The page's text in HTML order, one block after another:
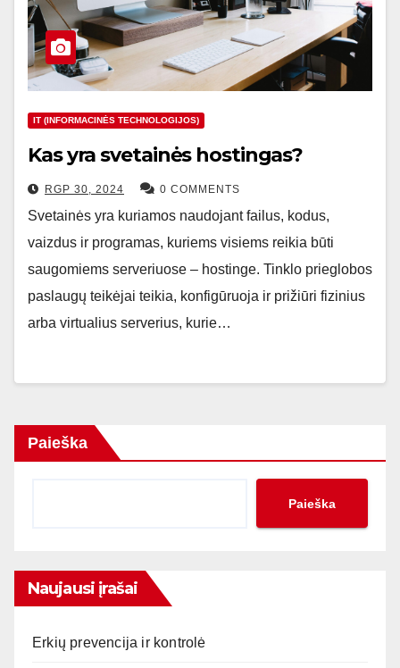
IT (INFORMACINĖS TECHNOLOGIJOS)
Kas yra svetainės hostingas?
RGP 30, 2024 0 COMMENTS
Svetainės yra kuriamos naudojant failus, kodus,
vaizdus ir programas, kuriems visiems reikia būti
saugomiems serveriuose – hostinge. Tinklo prieglobos
paslaugų teikėjai teikia, konfigūruoja ir prižiūri fizinius
arba virtualius serverius, kurie…
Paieška
Paieška
Naujausi įrašai
Erkių prevencija ir kontrolė